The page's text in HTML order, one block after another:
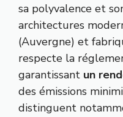
sa polyvalence et
architectures
(Auvergne) et
respecte la
garantissant un
des émissions
distinguent